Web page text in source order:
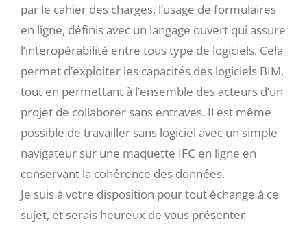
par le cahier des charges, l’usage de formulaires
en ligne, définis avec un langage ouvert qui assure
l’interopérabilité entre tous type de logiciels. Cela
permet d’exploiter les capacités des logiciels BIM,
tout en permettant à l’ensemble des acteurs d’un
projet de collaborer sans entraves. Il est même
possible de travailler sans logiciel avec un simple
navigateur sur une maquette IFC en ligne en
conservant la cohérence des données.
Je suis à votre disposition pour tout échange à ce
sujet, et serais heureux de vous présenter